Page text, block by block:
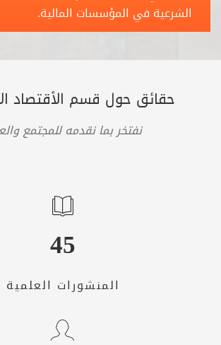
الشرعية في المؤسسات المالية.
حقائق حول قسم الأقتصاد
نفتخر بما نقدمه للمجتمع
45
المنشورات العلمية